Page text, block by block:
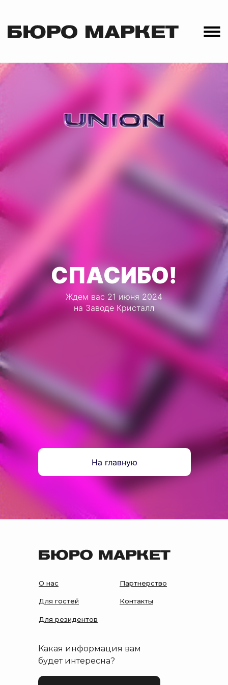
На главную
СПАСИБО!
Ждем вас 21 июня 2024
на Заводе Кристалл
Партнерство
О нас
Для гостей
Какая информация вам
будет интересна?
Контакты
Для резидентов